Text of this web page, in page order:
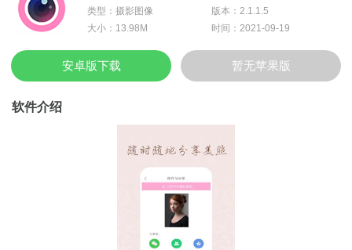
类型：摄影图像
版本：2.1.1.5
大小：13.98M
时间：2021-09-19
安卓版下载 暂无苹果版
软件介绍